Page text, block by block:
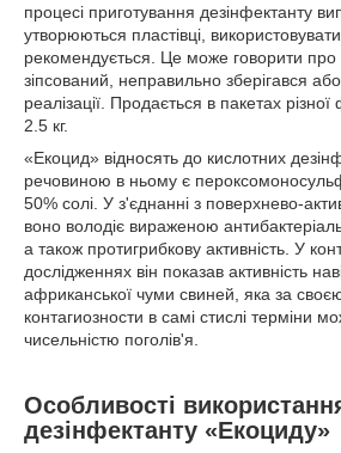
процесі приготування дезінфектанту
утворюються пластівці,
рекомендується. Це може говорити
зіпсований, неправильно зберігався
реалізації. Продається в пакетах
2.5 кг.
«Екоцид» відносять до кислотних
речовиною в ньому є
50% солі. У з'єднанні з поверхнево-
воно володіє вираженою
а також протигрибкову активність. У
дослідженнях він показав активність
африканської чуми свиней, яка за
контагиозности в самі стислі терміни
чисельністю поголів'я.
Особливості
дезінфектанту «Екоциду»